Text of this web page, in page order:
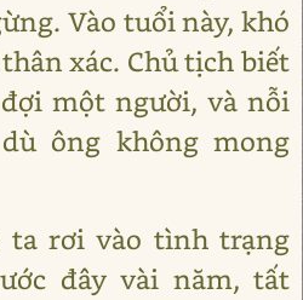
Vào tuổi này, khó
xác. Chủ tịch biết
một người, và nỗi
ông không mong
ta rơi vào tình trạng
đây vài năm, tất